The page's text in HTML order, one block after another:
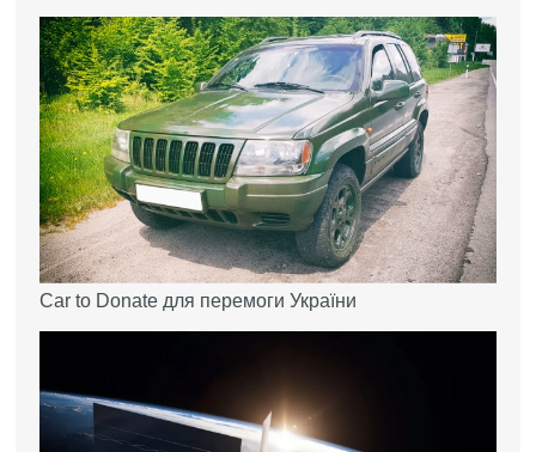
Car to Donate для перемоги України